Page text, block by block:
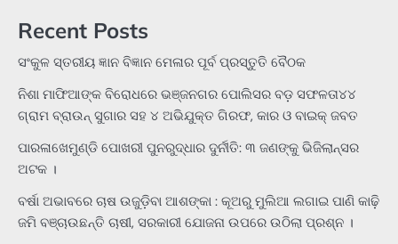
Recent Posts
ସଂକୁଳ ସ୍ତରୀୟ ଜ୍ଞାନ ବିଜ୍ଞାନ ମେଳାର ପୂର୍ବ ପ୍ରସ୍ତୁତି ବୈଠକ
ନିଶା ମାଫିଆଙ୍କ ବିରୋଧରେ ଭଞ୍ଜନଗର ପୋଲିସର ବଡ଼ ସଫଳତା୪୪
ଗ୍ରାମ ବ୍ରାଉନ୍ ସୁଗାର ସହ ୪ ଅଭିଯୁକ୍ତ ଗିରଫ, କାର ଓ ବାଇକ୍ ଜବତ
ପାରଳାଖେମୁଣ୍ଡି ପୋଖରୀ ପୁନରୁଦ୍ଧାର ଦୁର୍ନୀତି: ୩ ଜଣଙ୍କୁ ଭିଜିଲାନ୍ସର
ଅଟକ ।
ବର୍ଷା ଅଭାବରେ ଚାଷ ଉଜୁଡ଼ିବା ଆଶଙ୍କା : କୂଅରୁ ମୁଲିଆ ଲଗାଇ ପାଣି କାଢ଼ି
ଜମି ବଞ୍ଚାଉଛନ୍ତି ଚାଷୀ, ସରକାରୀ ଯୋଜନା ଉପରେ ଉଠିଲା ପ୍ରଶ୍ନ ।